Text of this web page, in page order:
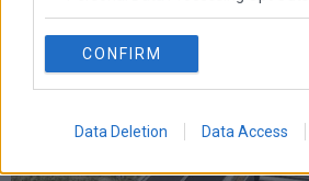
CONFIRM
Data Deletion Data Access